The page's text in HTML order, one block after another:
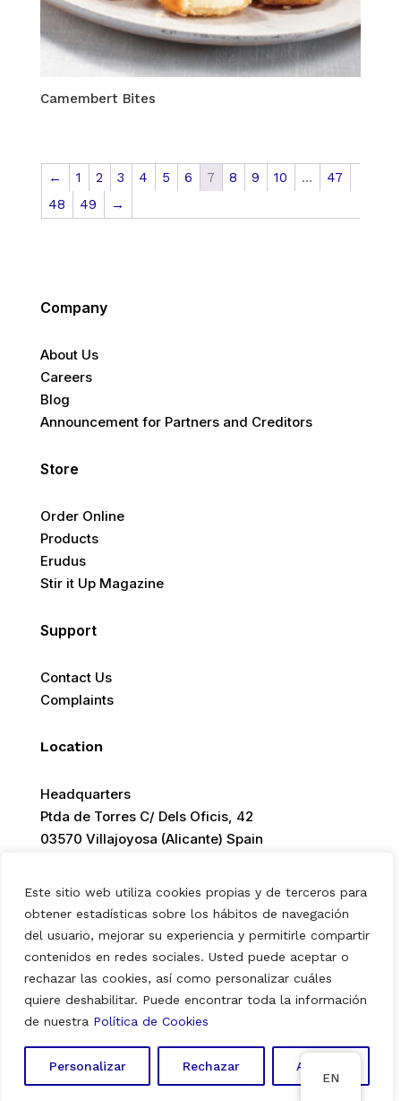
Este sitio web utiliza cookies propias y de terceros para
obtener estadísticas sobre los hábitos de navegación
del usuario, mejorar su experiencia y permitirle compartir
contenidos en redes sociales. Usted puede aceptar o
rechazar las cookies, así como personalizar cuáles
quiere deshabilitar. Puede encontrar toda la información
de nuestra Política de Cookies
Personalizar Rechazar Aceptar
Camembert Bites
← 1 2 3 4 5 6 7 8 9 10 …
47
48
49 →
Company
About Us
Careers
Blog
Announcement for Partners and Creditors
Store
Order Online
Products
Erudus
Stir it Up Magazine
Support
Contact Us
Complaints
Location
Headquarters
Ptda de Torres C/ Dels Oficis, 42
03570 Villajoyosa (Alicante) Spain
© 2026 Europ Foods. All rights reserved.
Aviso Legal|Política de Privacidad
EN